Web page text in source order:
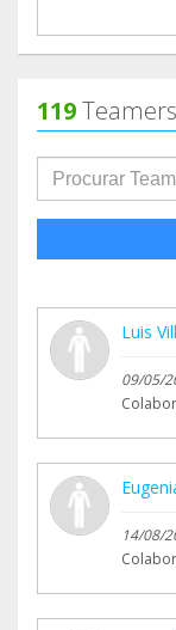
119Teamers
Luis
09/05/
14/08/